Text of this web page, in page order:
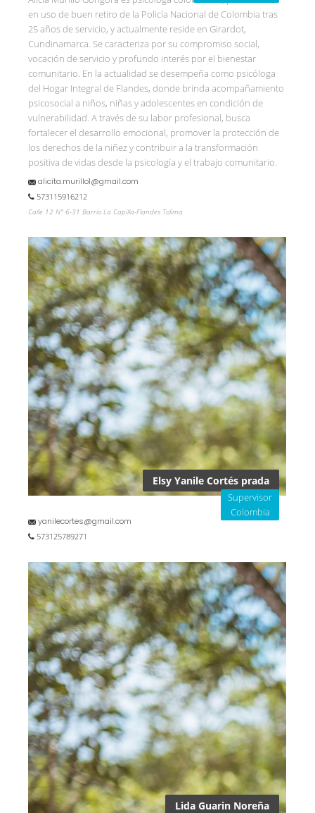
en uso de buen retiro de la Policía Nacional de Colombia tras
25 años de servicio, y actualmente reside en Girardot,
Cundinamarca. Se caracteriza por su compromiso social,
vocación de servicio y profundo interés por el bienestar
comunitario. En la actualidad se desempeña como psicóloga
del Hogar Integral de Flandes, donde brinda acompañamiento
psicosocial a niños, niñas y adolescentes en condición de
vulnerabilidad. A través de su labor profesional, busca
fortalecer el desarrollo emocional, promover la protección de
los derechos de la niñez y contribuir a la transformación
positiva de vidas desde la psicología y el trabajo comunitario.
alicita.murillo1@gmail.com
573115916212
Calle 12 N° 6-31 Barrio La Capilla-Flandes Tolima
Elsy Yanile Cortés prada
Supervisor
Colombia
yanilecortes@gmail.com
573125789271
Lida Guarin Noreña